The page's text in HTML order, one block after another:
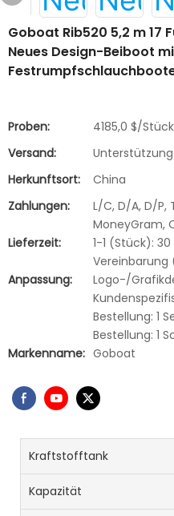
Goboat Rib520 5,2 m 17
Neues Design-Beiboot
Proben:
4185,0 $/
Versand:
Herkunftsort:
China
Zahlungen:
L/C, D/A, D/P,
MoneyGram,
Lieferzeit:
1-1 (Stück):
Vereinbarung
Anpassung:
Logo-/
Bestellung: 1
Bestellung: 1
Markenname: Goboat
Kraftstofftank
Kapazität